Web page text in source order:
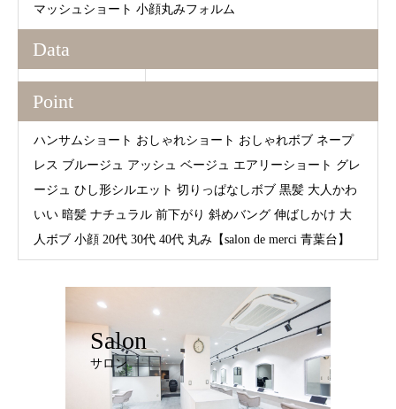
マッシュショート 小顔丸みフォルム
Data
Point
ハンサムショート おしゃれショート おしゃれボブ ネープ
レス ブルージュ アッシュ ベージュ エアリーショート グレ
ージュ ひし形シルエット 切りっぱなしボブ 黒髪 大人かわ
いい 暗髪 ナチュラル 前下がり 斜めバング 伸ばしかけ 大
人ボブ 小顔 20代 30代 40代 丸み【salon de merci 青葉台】
Salon
サロン